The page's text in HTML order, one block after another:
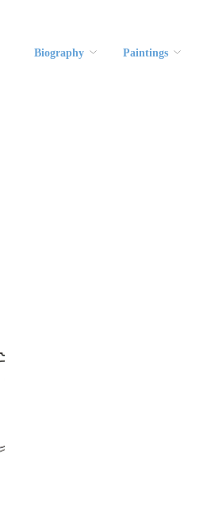
Biography Paintings